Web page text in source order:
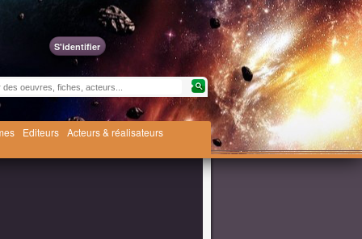
S'identifier
Editeurs Acteurs & réalisateurs